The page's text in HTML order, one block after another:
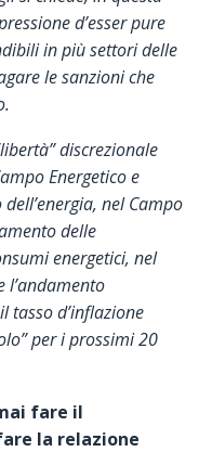
d’esser pure
in più settori delle
le sanzioni che
discrezionale
Energetico e
nel Campo
delle
energetici, nel
l’andamento
tasso d’inflazione
per i prossimi 20
fare il
la relazione